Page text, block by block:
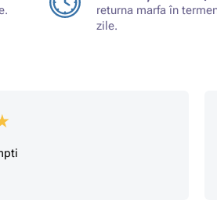
returna marfa în
zile.